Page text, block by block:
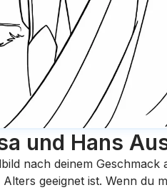
und Hans
nach deinem
geeignet ist. Wenn du